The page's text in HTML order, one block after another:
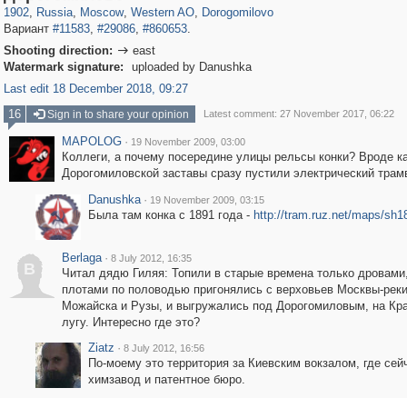
1902, Russia, Moscow, Western AO, Dorogomilovo
Вариант #11583, #29086, #860653.
Shooting direction:  east
Watermark signature:
uploaded by Danushka
Last edit 18 December 2018, 09:27
16
Sign in to share your opinion Latest comment: 27 November 2017, 06:22
MAPOLOG · 19 November 2009, 03:00
Коллеги, а почему посередине улицы рельсы конки? Вроде
Дорогомиловской заставы сразу пустили электрический
Danushka · 19 November 2009, 03:15
Была там конка с 1891 года - http://tram.ruz.net/maps/
B
Berlaga · 8 July 2012, 16:35
Читал дядю Гиляя: Топили в старые времена только
плотами по половодью пригонялись с верховьев Москвы-
Можайска и Рузы, и выгружались под Дорогомиловым, на
лугу. Интересно где это?
Ziatz · 8 July 2012, 16:56
По-моему это территория за Киевским вокзалом, где
химзавод и патентное бюро.